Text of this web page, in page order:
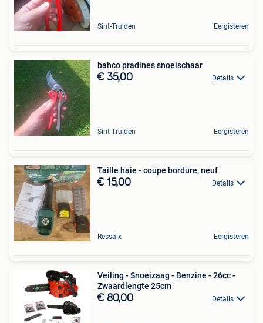
Sint-Truiden Eergisteren
bahco pradines snoeischaar
€ 35,00 Details
Sint-Truiden Eergisteren
Taille haie - coupe bordure, neuf
€ 15,00 Details
Ressaix Eergisteren
Veiling - Snoeizaag - Benzine - 26cc -
Zwaardlengte 25cm
€ 80,00 Details